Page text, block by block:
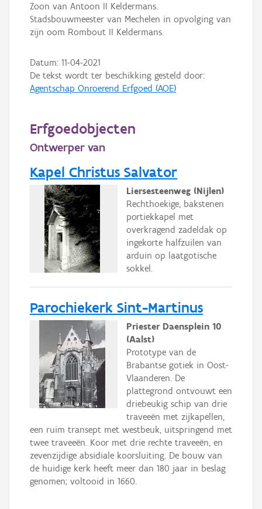
Downloads
Hergebruik
Aanmelden
Zoon van Antoon II Keldermans.
Stadsbouwmeester van Mechelen in opvolging van
zijn oom Rombout II Keldermans.
Datum: 11-04-2021
De tekst wordt ter beschikking gesteld door:
Agentschap Onroerend Erfgoed (AOE)
Erfgoedobjecten
Ontwerper van
Kapel Christus Salvator
Liersesteenweg (Nijlen)
Rechthoekige, bakstenen
portiekkapel met
overkragend zadeldak op
ingekorte halfzuilen van
arduin op laatgotische
sokkel.
Parochiekerk Sint-Martinus
Priester Daensplein 10
(Aalst)
Prototype van de
Brabantse gotiek in Oost-
Vlaanderen. De
plattegrond ontvouwt een
driebeukig schip van drie
traveeën met zijkapellen,
een ruim transept met westbeuk, uitspringend met
twee traveeën. Koor met drie rechte traveeën, en
zevenzijdige absidiale koorsluiting. De bouw van
de huidige kerk heeft meer dan 180 jaar in beslag
genomen; voltooid in 1660.